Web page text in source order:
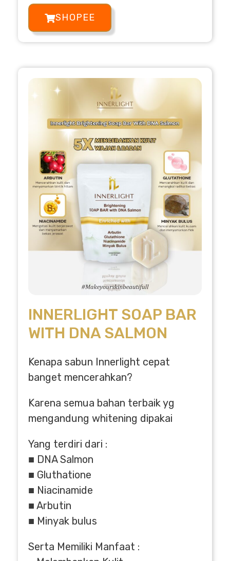
SHOPEE
INNERLIGHT SOAP BAR
WITH DNA SALMON
Kenapa sabun Innerlight cepat
banget mencerahkan?
Karena semua bahan terbaik yg
mengandung whitening dipakai
Yang terdiri dari :
■ DNA Salmon
■ Gluthatione
■ Niacinamide
■ Arbutin
■ Minyak bulus
Serta Memiliki Manfaat :